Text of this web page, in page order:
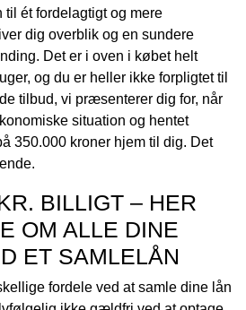
ét fordelagtigt og mere
dig overblik og en sundere
Det er i oven i købet helt
og du er heller ikke forpligtet til
tilbud, vi præsenterer dig for, når
situation og hentet
350.000 kroner hjem til dig. Det
BILLIGT – HER
OM ALLE DINE
ET SAMLELÅN
fordele ved at samle dine lån